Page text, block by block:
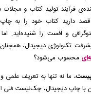
نامه شما بررسی و پیش فاکتور برای
: سفارش تایپ، صفحه آرایی شما ثبت شد به
از مقاله شما بررسی و پیش
فرآیند تولید کتاب و مجلات
دارید کتاب خود را به چاپ
و افست را شنیده‌اید. اما
تکنولوژی دیجیتال،
محسوب می‌شود؟
، ما نه تنها به تعریف علمی و
با چاپ دیجیتال، چک‌لیست فنی